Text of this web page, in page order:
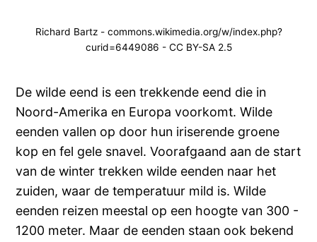
Richard Bartz - commons.wikimedia.org/w/index.php?
curid=6449086 - CC BY-SA 2.5
De wilde eend is een trekkende eend die in
Noord-Amerika en Europa voorkomt. Wilde
eenden vallen op door hun iriserende groene
kop en fel gele snavel. Voorafgaand aan de start
van de winter trekken wilde eenden naar het
zuiden, waar de temperatuur mild is. Wilde
eenden reizen meestal op een hoogte van 300 -
1200 meter. Maar de eenden staan ook bekend